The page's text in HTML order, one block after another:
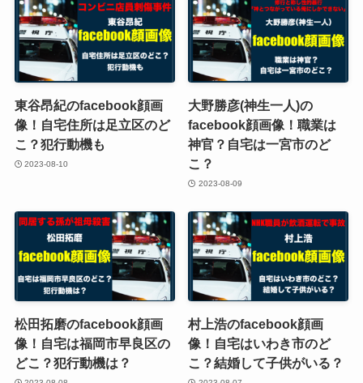
東谷昂紀のfacebook顔画
像！自宅住所は足立区のど
こ？犯行動機も
2023-08-10
大野勝彦(神生一人)の
facebook顔画像！職業は
神官？自宅は一宮市のど
こ？
2023-08-09
松田拓磨のfacebook顔画
像！自宅は福岡市早良区の
どこ？犯行動機は？
村上浩のfacebook顔画
像！自宅はいわき市のど
こ？結婚して子供がいる？